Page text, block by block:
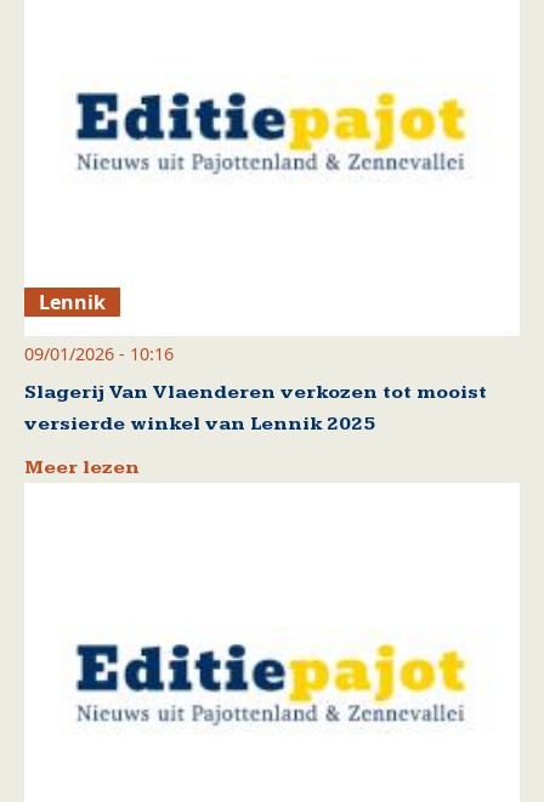
Lennik
09/01/2026 - 10:16
Slagerij Van Vlaenderen verkozen tot mooist
versierde winkel van Lennik 2025
Meer lezen